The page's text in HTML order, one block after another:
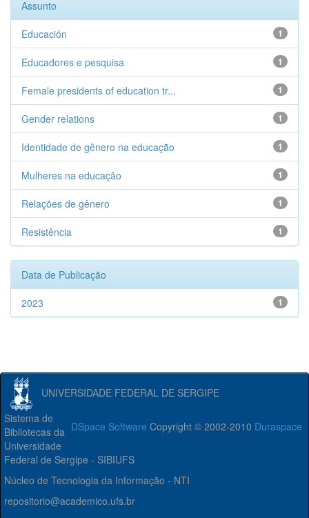
Assunto
1
Educación
1
Educadores e pesquisa
1
Female presidents of education tr...
1
Gender relations
1
Identidade de gênero na educação
1
Mulheres na educação
1
Relações de gênero
1
Resistência
Data de Publicação
1
2023
UNIVERSIDADE FEDERAL DE SERGIPE
DSpace Software Copyright © 2002-2010 Duraspace
Sistema de
Bibliotecas da
Universidade
Federal de Sergipe - SIBIUFS
Núcleo de Tecnologia da Informação - NTI
repositorio@academico.ufs.br